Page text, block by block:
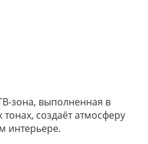
зона, выполненная в
создаёт атмосферу
интерьере.